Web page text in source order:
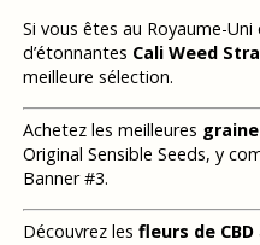
Si vous êtes au Royaume-
d’étonnantes Cali Weed
meilleure sélection.
Achetez les meilleures
Original Sensible Seeds, y
Banner #3.
Découvrez les fleurs de CBD